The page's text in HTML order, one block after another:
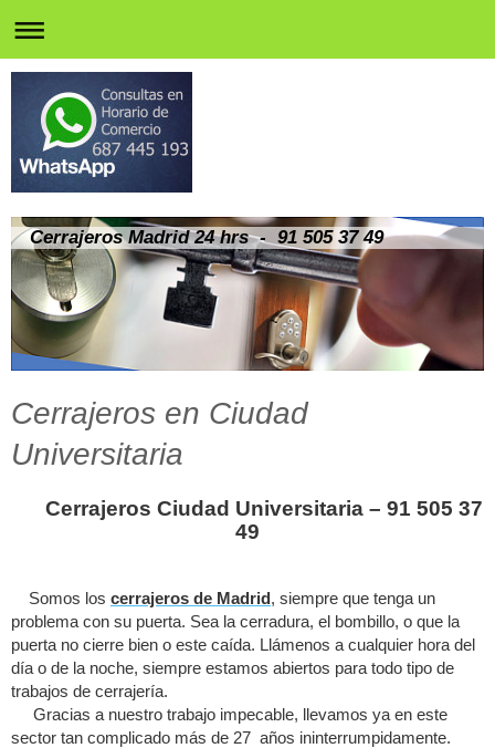
Cerrajeros Madrid 24 hrs - 91 505 37 49
Cerrajeros en Ciudad
Universitaria
Cerrajeros Ciudad Universitaria – 91 505 37
49
Somos los cerrajeros de Madrid , siempre que tenga un
problema con su puerta. Sea la cerradura, el bombillo, o que la
puerta no cierre bien o este caída. Llámenos a cualquier hora del
día o de la noche, siempre estamos abiertos para todo tipo de
trabajos de cerrajería.
Gracias a nuestro trabajo impecable, llevamos ya en este
sector tan complicado más de 27 años ininterrumpidamente.